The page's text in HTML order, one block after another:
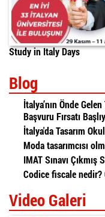
Study in Italy Days
Blog
İtalya’nın Önde
Başvuru Fırsatı
İtalya'da Tasarım
Moda tasarımcısı
IMAT Sınavı Çıkmış
Codice fiscale nedir?
Video Galeri